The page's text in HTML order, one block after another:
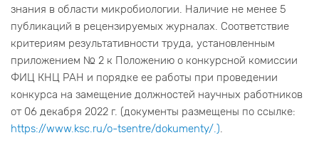
знания в области микробиологии. Наличие не менее 5
публикаций в рецензируемых журналах. Соответствие
критериям результативности труда, установленным
приложением № 2 к Положению о конкурсной комиссии
ФИЦ КНЦ РАН и порядке ее работы при проведении
конкурса на замещение должностей научных работников
от 06 декабря 2022 г. (документы размещены по ссылке:
https://www.ksc.ru/o-tsentre/dokumenty/.).